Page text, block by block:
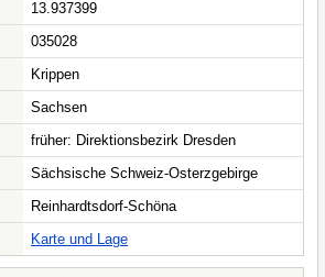
13.937399
035028
Krippen
Sachsen
früher: Direktionsbezirk Dresden
Sächsische Schweiz-Osterzgebirge
Reinhardtsdorf-Schöna
Karte und Lage